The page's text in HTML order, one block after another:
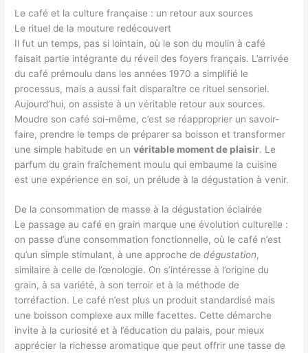
Le café et la culture française : un retour aux sources
Le rituel de la mouture redécouvert
Il fut un temps, pas si lointain, où le son du moulin à café
faisait partie intégrante du réveil des foyers français. L’arrivée
du café prémoulu dans les années 1970 a simplifié le
processus, mais a aussi fait disparaître ce rituel sensoriel.
Aujourd’hui, on assiste à un véritable retour aux sources.
Moudre son café soi-même, c’est se réapproprier un savoir-
faire, prendre le temps de préparer sa boisson et transformer
une simple habitude en unvéritable moment de plaisir. Le
parfum du grain fraîchement moulu qui embaume la cuisine
est une expérience en soi, un prélude à la dégustation à venir.
De la consommation de masse à la dégustation éclairée
Le passage au café en grain marque une évolution culturelle :
on passe d’une consommation fonctionnelle, où le café n’est
qu’un simple stimulant, à une approche dedégustation,
similaire à celle de l’œnologie. On s’intéresse à l’origine du
grain, à sa variété, à son terroir et à la méthode de
torréfaction. Le café n’est plus un produit standardisé mais
une boisson complexe aux mille facettes. Cette démarche
invite à la curiosité et à l’éducation du palais, pour mieux
apprécier la richesse aromatique que peut offrir une tasse de